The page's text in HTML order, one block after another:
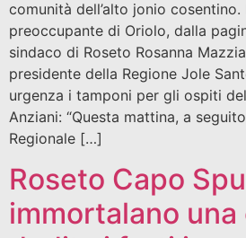
comunità dell’alto jonio
preoccupante di Oriolo, dalla
sindaco di Roseto Rosanna
presidente della Regione Jole
urgenza i tamponi per gli ospiti
Anziani: “Questa mattina, a
Regionale […]
Roseto Capo
immortalano una